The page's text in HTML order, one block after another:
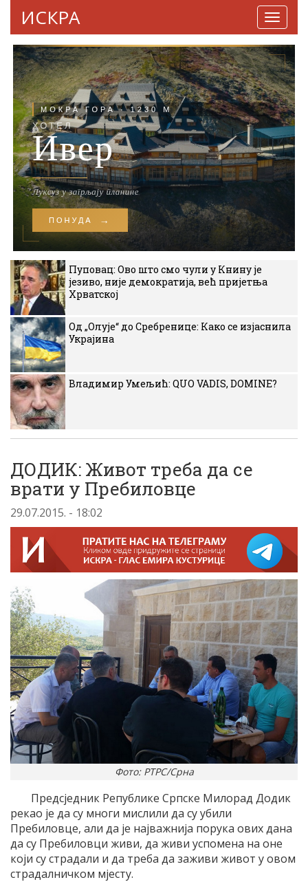
ИСКРА
Пуповац: Ово што смо чули у Книну је
језиво, није демократија, већ пријетња
Хрватској
Од „Олује“ до Сребренице: Како се изјаснила
Украјина
Владимир Умељић: QUO VADIS, DOMINE?
ДОДИК: Живот треба да се
врати у Пребиловце
29.07.2015. - 18:02
Фото: РТРС/Срна
Предсједник Републике Српске Милорад Додик
рекао је да су многи мислили да су убили
Пребиловце, али да је најважнија порука ових дана
да су Пребиловци живи, да живи успомена на оне
који су страдали и да треба да заживи живот у овом
страдалничком мјесту.